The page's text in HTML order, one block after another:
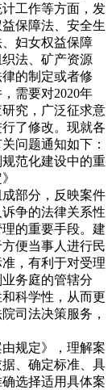
工作等方面，发
保障法、安全生
妇女权益保障
法、矿产资源
的制定或者修
需要对2020年
究，广泛征求意
了修改。现就各
问题通知如下：
范化建设中的重
部分，反映案件
争的法律关系性
的重要手段。建
便当事人进行民
，有利于对受理
务庭的管辖分
科学性，从而更
司法决策服务，
规定》，理解案
、确定标准、具
选择适用具体案